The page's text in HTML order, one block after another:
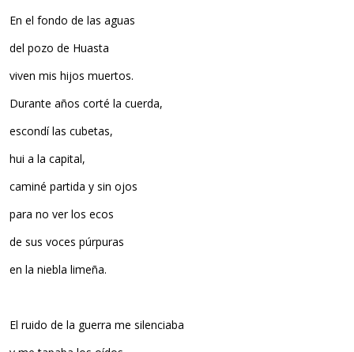
En el fondo de las aguas
del pozo de Huasta
viven mis hijos muertos.
Durante años corté la cuerda,
escondí las cubetas,
hui a la capital,
caminé partida y sin ojos
para no ver los ecos
de sus voces púrpuras
en la niebla limeña.
El ruido de la guerra me silenciaba